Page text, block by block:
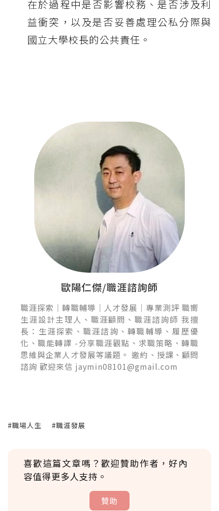
在於過程中是否影響校務、是否涉及利
益衝突，以及是否妥善處理公私分際與
國立大學校長的公共責任。
歐陽仁傑/職涯諮詢師
職涯探索｜轉職輔導｜人才發展｜專業測評 職嚮
生涯設計主理人、職涯顧問、職涯諮詢師 我擅
長：生涯探索、職涯諮詢、轉職輔導、履歷優
化、職能轉譯 -分享職涯觀點、求職策略、轉職
思維與企業人才發展等議題。 邀約、授課、顧問
諮詢 歡迎來信 jaymin08101@gmail.com
#職場人生 #職涯發展
喜歡這篇文章嗎？歡迎贊助作者，好內
容值得更多人支持。
贊助